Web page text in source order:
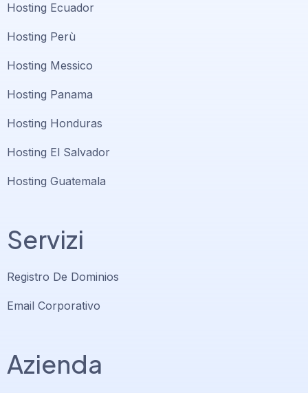
Hosting Ecuador
Hosting Perù
Hosting Messico
Hosting Panama
Hosting Honduras
Hosting El Salvador
Hosting Guatemala
Servizi
Registro De Dominios
Email Corporativo
Azienda